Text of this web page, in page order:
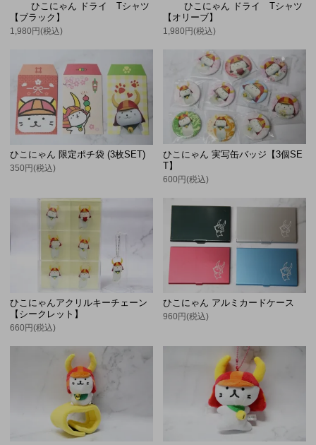
ひこにゃん ドライ Tシャツ
【ブラック】
1,980円(税込)
ひこにゃん ドライ Tシャツ
【オリーブ】
1,980円(税込)
ひこにゃん 限定ポチ袋 (3枚SET)
350円(税込)
ひこにゃん 実写缶バッジ【3個SE
T】
600円(税込)
ひこにゃんアクリルキーチェーン
【シークレット】
660円(税込)
ひこにゃん アルミカードケース
960円(税込)